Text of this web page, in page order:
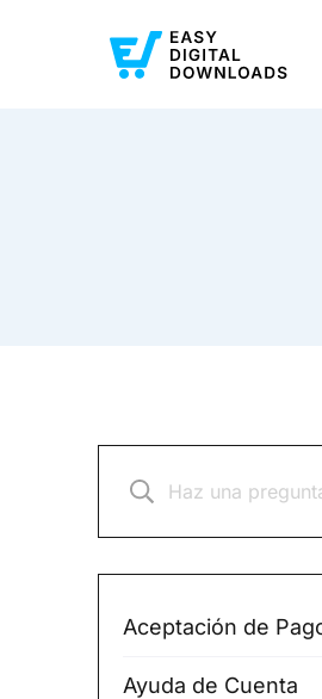
Aceptación de
Ayuda de Cuenta